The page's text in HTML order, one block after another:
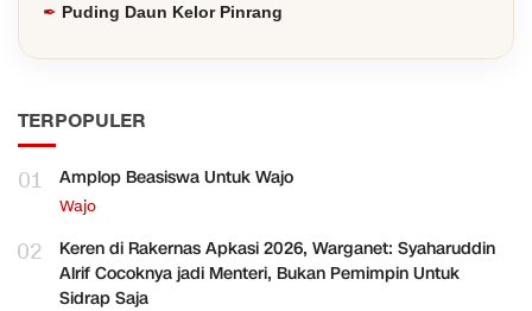
Puding Daun Kelor Pinrang
TERPOPULER
01 Amplop Beasiswa Untuk Wajo
Wajo
02
Keren di Rakernas Apkasi 2026, Warganet: Syaharuddin
Alrif Cocoknya jadi Menteri, Bukan Pemimpin Untuk
Sidrap Saja